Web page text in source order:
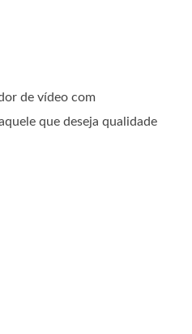
de vídeo com
que deseja qualidade